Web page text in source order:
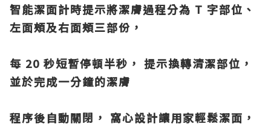
智能潔面計時提示將潔膚過程分為 T 字部位、
左面頰及右面頰三部份，
每 20 秒短暫停頓半秒， 提示換轉清潔部位，
並於完成一分鐘的潔膚
程序後自動關閉， 窩心設計讓用家輕鬆潔面，